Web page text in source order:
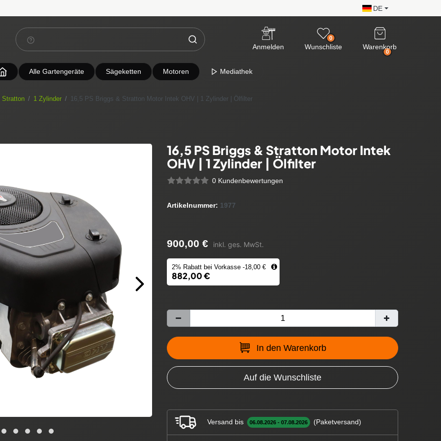
DE
Anmelden
0
Wunschliste
0
Warenkorb
Alle Gartengeräte Sägeketten Motoren Mediathek
Stratton 1 Zylinder 16,5 PS Briggs & Stratton Motor Intek OHV | 1 Zylinder | Ölfilter
16,5 PS Briggs & Stratton Motor Intek
OHV | 1 Zylinder | Ölfilter
0 Kundenbewertungen
Artikelnummer: 1977
900,00 € inkl. ges. MwSt.
2% Rabatt bei Vorkasse -18,00 €
882,00 €
In den Warenkorb
Auf die Wunschliste
Versand bis 06.08.2026 - 07.08.2026 (Paketversand)